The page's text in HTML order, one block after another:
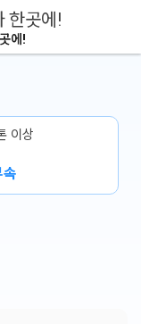
에!
이상
속